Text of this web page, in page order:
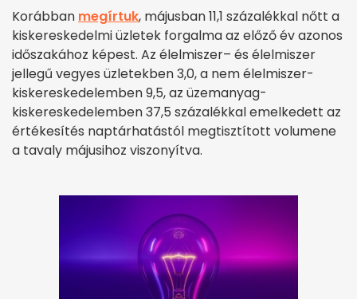
Korábban megírtuk, májusban 11,1 százalékkal nőtt a
kiskereskedelmi üzletek forgalma az előző év azonos
időszakához képest. Az élelmiszer– és élelmiszer
jellegű vegyes üzletekben 3,0, a nem élelmiszer-
kiskereskedelemben 9,5, az üzemanyag-
kiskereskedelemben 37,5 százalékkal emelkedett az
értékesítés naptárhatástól megtisztított volumene
a tavaly májusihoz viszonyítva.